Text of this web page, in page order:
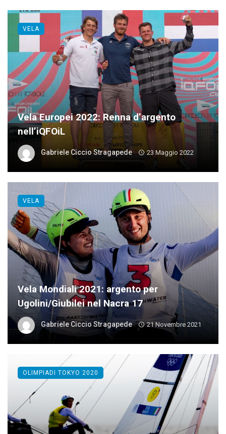
Vela Europei 2022: Renna d’argento
nell’iQFOiL
Gabriele Ciccio Stragapede 23 Maggio 2022
VELA
Vela Mondiali 2021: argento per
Ugolini/Giubilei nel Nacra 17
Gabriele Ciccio Stragapede 21 Novembre 2021
VELA
OLIMPIADI TOKYO 2020